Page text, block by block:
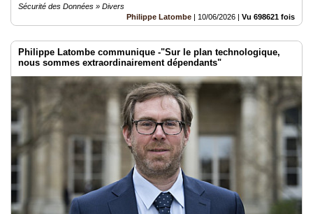
Sécurité des Données » Divers
Philippe Latombe | 10/06/2026 | Vu 698621 fois
Philippe Latombe communique -"Sur le plan technologique,
nous sommes extraordinairement dépendants"